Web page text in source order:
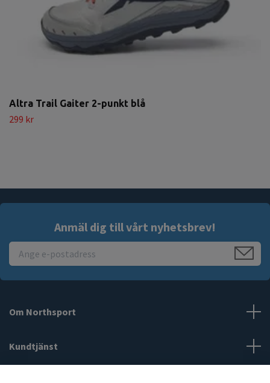
Altra Trail Gaiter 2-punkt blå
299 kr
Anmäl dig till vårt nyhetsbrev!
Om Northsport
Kundtjänst